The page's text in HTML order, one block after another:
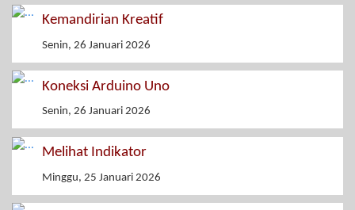
Kemandirian Kreatif
Senin, 26 Januari 2026
Koneksi Arduino Uno
Senin, 26 Januari 2026
Melihat Indikator
Minggu, 25 Januari 2026